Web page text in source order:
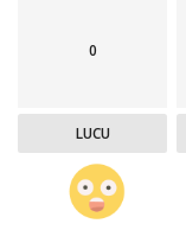
0
LUCU